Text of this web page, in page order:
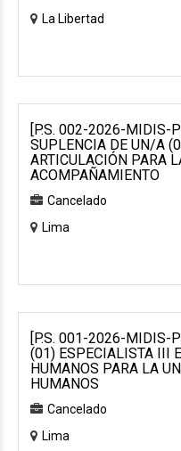
La Libertad
[P.S. 002-2026-MIDIS-
SUPLENCIA DE UN/A
ARTICULACIÓN PARA
ACOMPAÑAMIENTO
Cancelado
Lima
[P.S. 001-2026-MIDIS-
(01) ESPECIALISTA III
HUMANOS PARA LA
HUMANOS
Cancelado
Lima